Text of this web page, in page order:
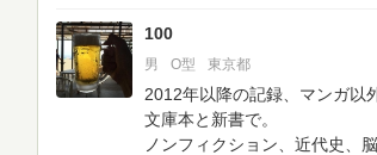
100
男 O型 東京都
2012年以降の記録、マンガ以
文庫本と新書で。
ノンフィクション、近代史、